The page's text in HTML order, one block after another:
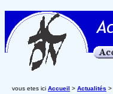
vous etes ici Accueil > Actualités >